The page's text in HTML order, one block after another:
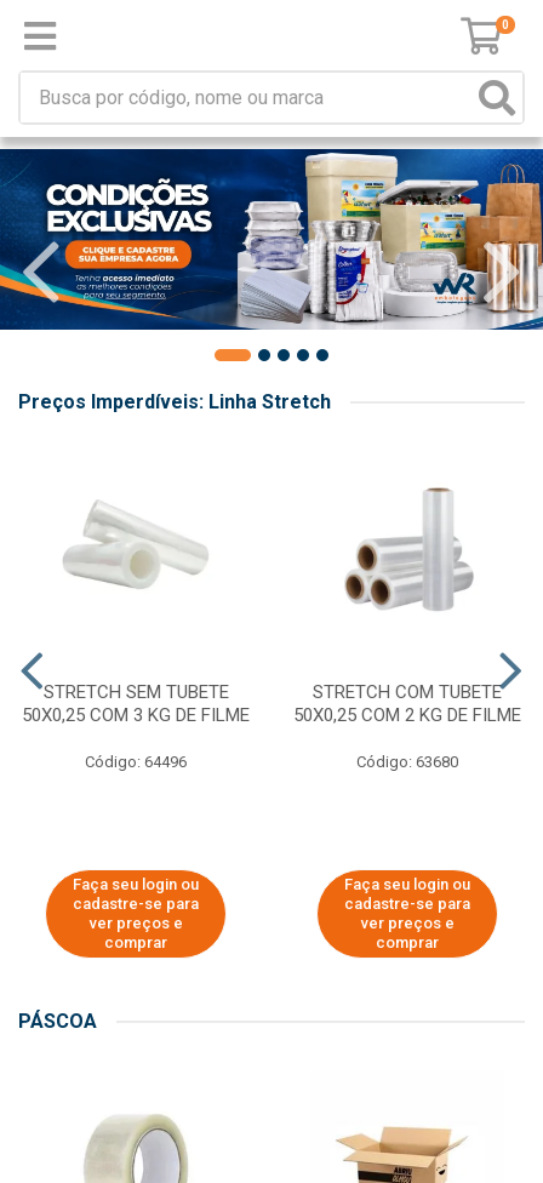
0
Preços Imperdíveis: Linha Stretch
STRETCH SEM TUBETE
50X0,25 COM 3 KG DE FILME
Código: 64496
Faça seu login ou
cadastre-se para
ver preços e
comprar
STRETCH COM TUBETE
50X0,25 COM 2 KG DE FILME
Código: 63680
Faça seu login ou
cadastre-se para
ver preços e
comprar
PÁSCOA